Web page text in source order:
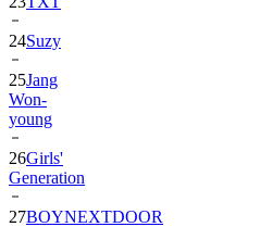
25Jang
Won-
young
26Girls'
Generation
27BOYNEXTDOOR
28IDID